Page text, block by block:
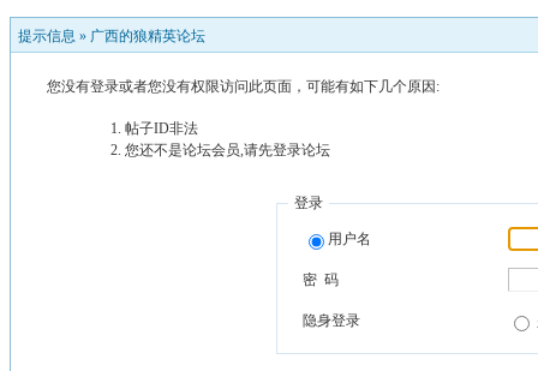
提示信息 » 广西的狼精英论坛
您没有登录或者您没有权限访问此页面，可能有如下几个原因:
帖子ID非法
您还不是论坛会员,请先登录论坛
登录
用户名
密 码
隐身登录